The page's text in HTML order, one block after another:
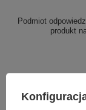
Podmiot
produkt